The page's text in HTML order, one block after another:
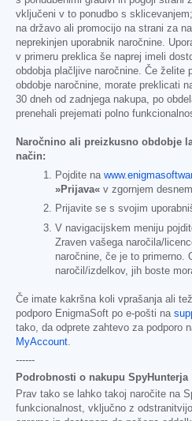
vključeni v to ponudbo s
na državo ali promocijo na strani za
neprekinjen uporabnik naročnine.
v primeru preklica še naprej imeli
obdobja plačljive naročnine. Če želite
obdobje naročnine, morate preklicati
30 dneh od zadnjega nakupa, po
prenehali prejemati polno
Naročnino ali preizkusno obdobje
način:
Pojdite na
»Prijava« v zgornjem
Prijavite se s svojim
V navigacijskem meniju
Zraven vašega naročila/
naročnine, če je to primerno.
naročil/izdelkov, jih boste
Če imate kakršna koli vprašanja ali
podporo EnigmaSoft po e-pošti na
tako, da odprete zahtevo za podporo
MyAccount
------
Podrobnosti o nakupu SpyHunterja
Prav tako se lahko takoj naročite na
funkcionalnost, vključno z